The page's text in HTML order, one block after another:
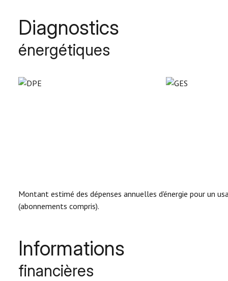
Diagnostics
énergétiques
Montant estimé des dépenses annuelles d'énergie pour un
(abonnements compris).
Informations
financières